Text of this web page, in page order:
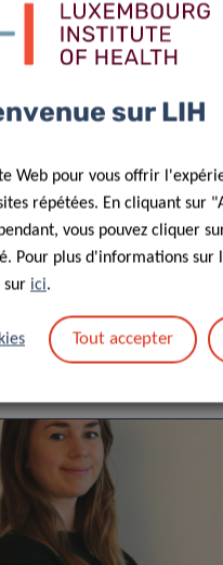
personnelles dans le
sur LIH
Web pour vous offrir
répétées. En cliquant sur
vous pouvez cliquer
Pour plus d'informations sur
sur ici.
Tout accepter